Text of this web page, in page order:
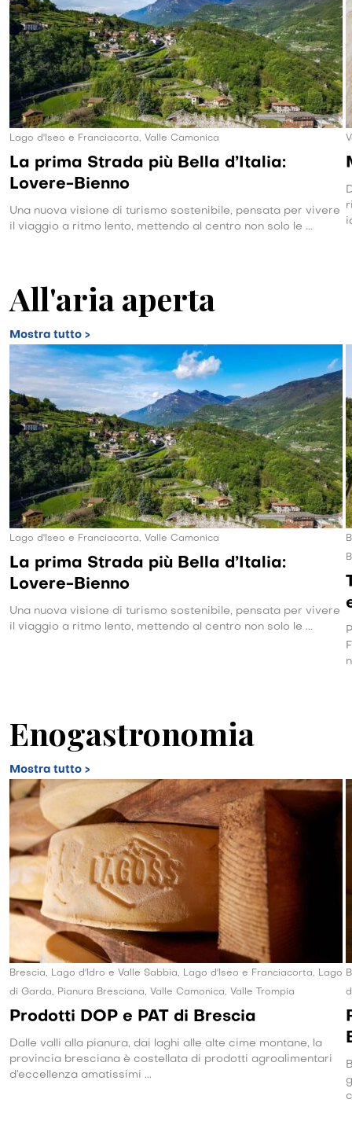
Lago d'Iseo e Franciacorta, Valle Camonica
La prima Strada più Bella d’Italia:
Lovere-Bienno
Una nuova visione di turismo sostenibile, pensata per vivere
il viaggio a ritmo lento, mettendo al centro non solo le ...
All'aria aperta
Mostra tutto >
Lago d'Iseo e Franciacorta, Valle Camonica
La prima Strada più Bella d’Italia:
Lovere-Bienno
Una nuova visione di turismo sostenibile, pensata per vivere
il viaggio a ritmo lento, mettendo al centro non solo le ...
Enogastronomia
Mostra tutto >
Brescia, Lago d'Idro e Valle Sabbia, Lago d'Iseo e Franciacorta, Lago
di Garda, Pianura Bresciana, Valle Camonica, Valle Trompia
Prodotti DOP e PAT di Brescia
Dalle valli alla pianura, dai laghi alle alte cime montane, la
provincia bresciana è costellata di prodotti agroalimentari
d’eccellenza amatissimi ...